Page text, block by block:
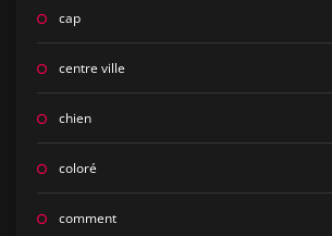
cap
centre ville
chien
coloré
comment